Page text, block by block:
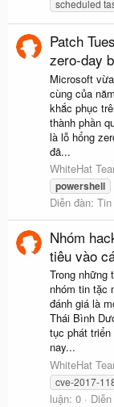
scheduled
Patch
zero-day
Microsoft
cùng của
khắc phục
thành phần
là lỗ hổng
đã...
WhiteHat
powershell
Diễn đàn:
Nhóm
tiêu vào
Trong những
nhóm tin tặc
đánh giá là
Thái Bình
tục phát
nay...
WhiteHat
cve-2017-
luận: 0